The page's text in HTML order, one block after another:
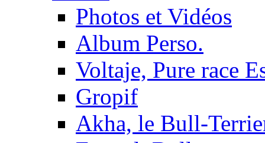
Photos et Vidéos
Album Perso.
Voltaje, Pure race
Gropif
Akha, le Bull-